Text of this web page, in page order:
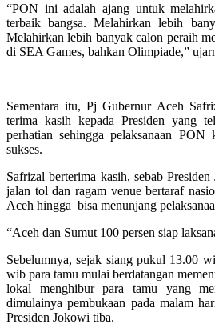
“PON ini adalah ajang untuk
terbaik bangsa. Melahirkan lebih
Melahirkan lebih banyak calon peraih
di SEA Games, bahkan Olimpiade,”
Sementara itu, Pj Gubernur Aceh
terima kasih kepada Presiden yang
perhatian sehingga pelaksanaan PON
sukses.
Safrizal berterima kasih, sebab
jalan tol dan ragam venue bertaraf
Aceh hingga bisa menunjang
“Aceh dan Sumut 100 persen siap
Sebelumnya, sejak siang pukul 13.00
wib para tamu mulai berdatangan
lokal menghibur para tamu yang
dimulainya pembukaan pada malam
Presiden Jokowi tiba.